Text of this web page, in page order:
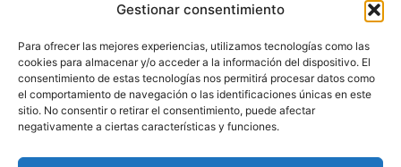
Gestionar consentimiento
Para ofrecer las mejores experiencias, utilizamos tecnologías como las
cookies para almacenar y/o acceder a la información del dispositivo. El
consentimiento de estas tecnologías nos permitirá procesar datos como
el comportamiento de navegación o las identificaciones únicas en este
sitio. No consentir o retirar el consentimiento, puede afectar
negativamente a ciertas características y funciones.